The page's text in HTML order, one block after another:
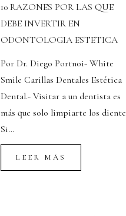
10 RAZONES POR LAS QUE
DEBE INVERTIR EN
ODONTOLOGIA ESTETICA
Por Dr. Diego Portnoi- White
Smile Carillas Dentales Estética
Dental.- Visitar a un dentista es
más que solo limpiarte los
Si…
LEER MÁS